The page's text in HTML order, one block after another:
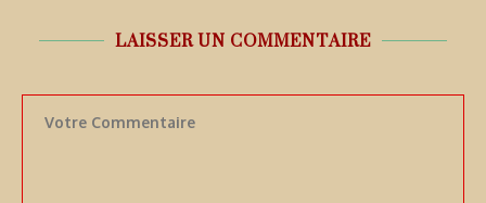
LAISSER UN COMMENTAIRE